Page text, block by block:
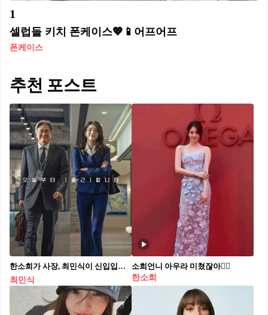
1
셀럽들 키치 폰케이스💖📱어프어프
폰케이스
추천 포스트
한소희가 사장, 최민식이 신입입니다
최민식
소희언니 아우라 미쳤잖아❤️‍🔥
한소희